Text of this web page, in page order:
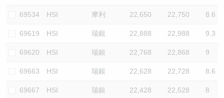
69534 HSI 摩利 22,650 22,750 8.6
69619 HSI 瑞銀 22,888 22,988 9.3
69620 HSI 瑞銀 22,768 22,868 9
69663 HSI 瑞銀 22,628 22,728 8.6
69667 HSI 瑞銀 22,428 22,528 8